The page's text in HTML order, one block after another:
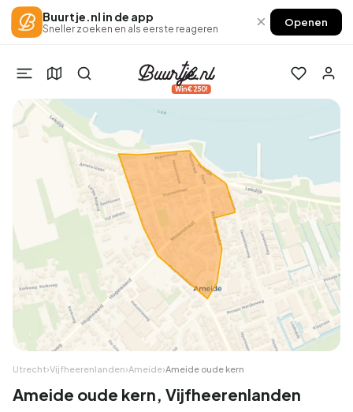
Buurtje.nl in de app
Sneller zoeken en als eerste reageren × Openen
Win €250!
Utrecht›Vijfheerenlanden›Ameide›Ameide oude kern
Ameide oude kern, Vijfheerenlanden